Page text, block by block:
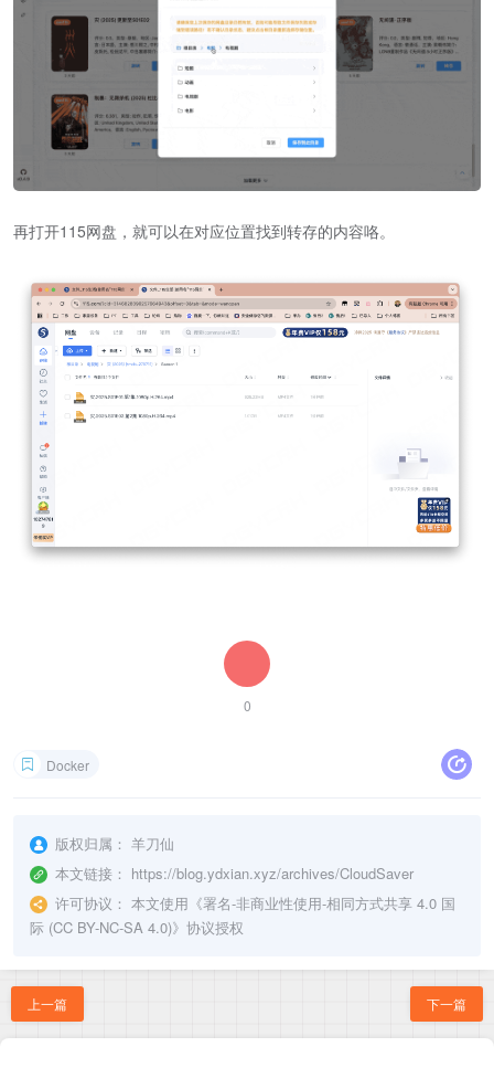
再打开115网盘，就可以在对应位置找到转存的内容咯。
0
Docker
版权归属： 羊刀仙
本文链接： https://blog.ydxian.xyz/archives/CloudSaver
许可协议： 本文使用《署名-非商业性使用-相同方式共享 4.0 国
际 (CC BY-NC-SA 4.0)》协议授权
上一篇 下一篇